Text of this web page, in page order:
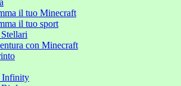
il tuo Minecraft
il tuo sport
con Minecraft
Infinity